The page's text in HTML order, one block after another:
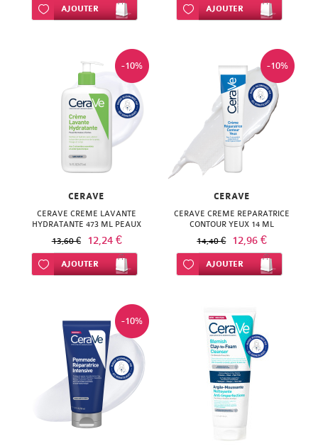
Ajouter à ma liste d’envie
AJOUTER Ajouter à ma liste d’envie
AJOUTER
-10%
CERAVE
CERAVE CREME LAVANTE
HYDRATANTE 473 ML PEAUX
NORMALES A SECHES
13,60 € 12,24 €
Ajouter à ma liste d’envie
AJOUTER
-10%
CERAVE
CERAVE CREME REPARATRICE
CONTOUR YEUX 14 ML
14,40 € 12,96 €
Ajouter à ma liste d’envie
AJOUTER
-10%